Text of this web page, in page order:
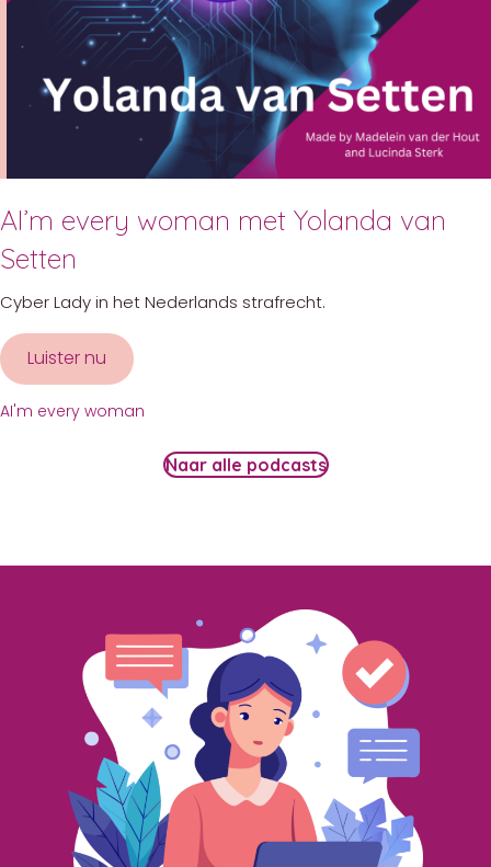
AI’m every woman met Yolanda van
Setten
Cyber Lady in het Nederlands strafrecht.
Luister nu about AI’m every woman met Yolanda van
AI'm every woman
Naar alle podcasts